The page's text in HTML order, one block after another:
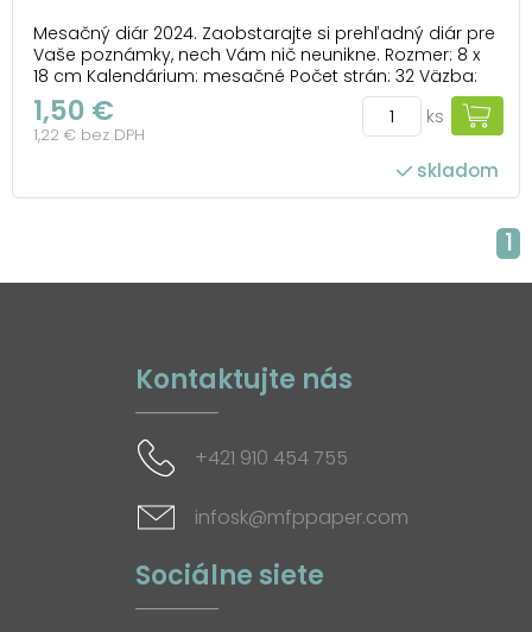
Mesačný diár 2024. Zaobstarajte si prehľadný diár pre
Vaše poznámky, nech Vám nič neunikne. Rozmer: 8 x
18 cm Kalendárium: mesačné Počet strán: 32 Väzba:
zošitová V1 V diári nájdete: - plánovací kalendár -
abecedný zoznam mien - strana pre poznámky -
mapa SR - menné kalendárium - č...
1,50 €
1,22 € bez DPH
ks
skladom
1
Kontaktujte nás
+421 910 454 755
infosk@mfppaper.com
Sociálne siete